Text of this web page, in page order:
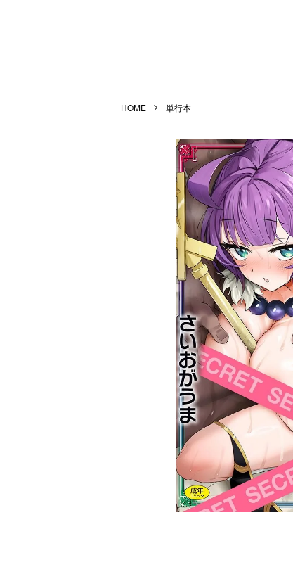
HOME 単行本